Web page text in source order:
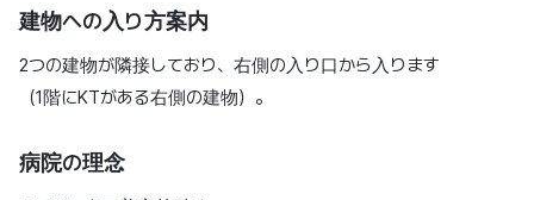
建物への入り方案内
2つの建物が隣接しており、右側の入り口から入ります
（1階にKTがある右側の建物）。
病院の理念